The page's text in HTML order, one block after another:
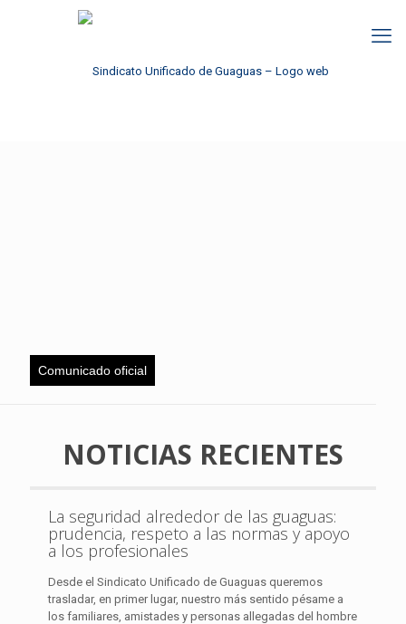
Comunicado oficial
NOTICIAS RECIENTES
La seguridad alrededor de las guaguas:
prudencia, respeto a las normas y apoyo
a los profesionales
Desde el Sindicato Unificado de Guaguas queremos
trasladar, en primer lugar, nuestro más sentido pésame a
los familiares, amistades y personas allegadas del hombre